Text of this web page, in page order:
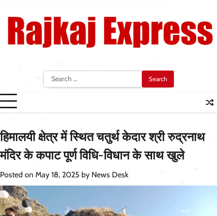
content
Search
for:
हिमालयी क्षेत्र में स्थित चतुर्थ केदार श्री रुद्रनाथ
मंदिर के कपाट पूर्ण विधि-विधान के साथ खुले
Posted on May 18, 2025 by News Desk